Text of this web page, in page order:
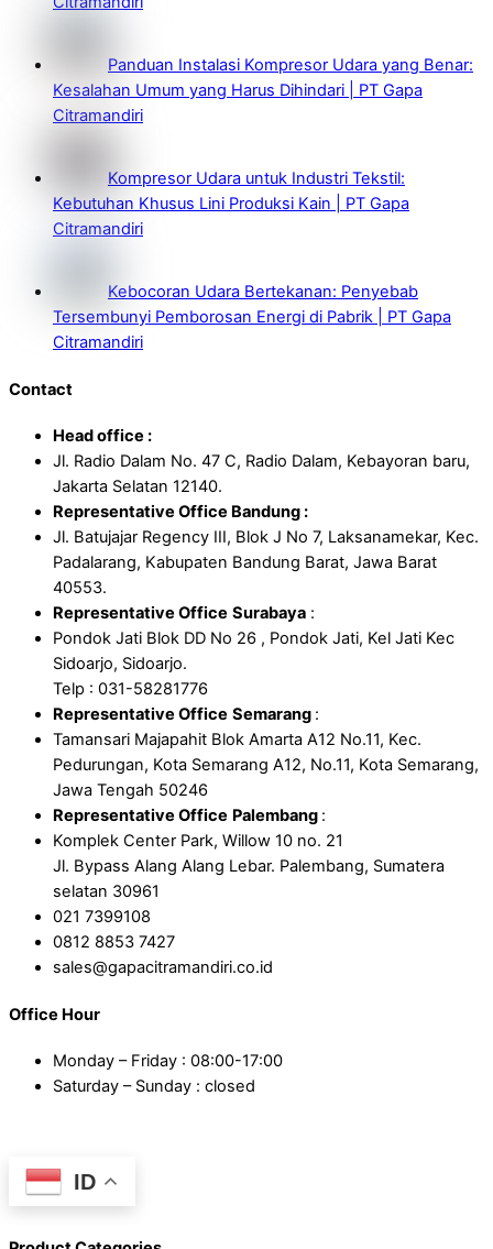
Panduan Instalasi Kompresor Udara yang Benar:
Kesalahan Umum yang Harus Dihindari | PT Gapa
Citramandiri
Kompresor Udara untuk Industri Tekstil:
Kebutuhan Khusus Lini Produksi Kain | PT Gapa
Citramandiri
Kebocoran Udara Bertekanan: Penyebab
Tersembunyi Pemborosan Energi di Pabrik | PT Gapa
Citramandiri
Contact
Head office :
Jl. Radio Dalam No. 47 C, Radio Dalam, Kebayoran baru,
Jakarta Selatan 12140.
Representative Office Bandung :
Jl. Batujajar Regency III, Blok J No 7, Laksanamekar, Kec.
Padalarang, Kabupaten Bandung Barat, Jawa Barat
40553.
Representative Office Surabaya :
Pondok Jati Blok DD No 26 , Pondok Jati, Kel Jati Kec
Sidoarjo, Sidoarjo.
Telp : 031-58281776
Representative Office Semarang :
Tamansari Majapahit Blok Amarta A12 No.11, Kec.
Pedurungan, Kota Semarang A12, No.11, Kota Semarang,
Jawa Tengah 50246
Representative Office Palembang :
Komplek Center Park, Willow 10 no. 21
Jl. Bypass Alang Alang Lebar. Palembang, Sumatera
selatan 30961
021 7399108
0812 8853 7427
sales@gapacitramandiri.co.id
Office Hour
Monday – Friday : 08:00-17:00
Saturday – Sunday : closed
ID